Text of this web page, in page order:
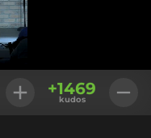
+1469
kudos